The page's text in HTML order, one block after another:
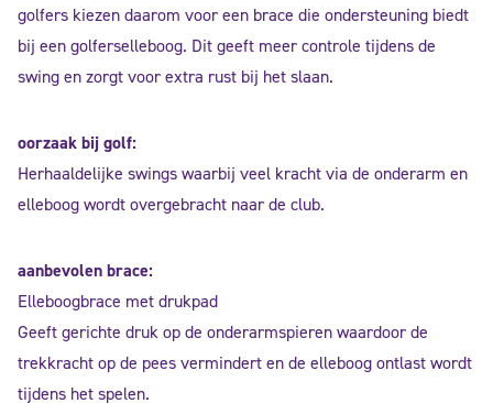
golfers kiezen daarom voor een brace die ondersteuning biedt
bij een golferselleboog. Dit geeft meer controle tijdens de
swing en zorgt voor extra rust bij het slaan.
oorzaak bij golf:
Herhaaldelijke swings waarbij veel kracht via de onderarm en
elleboog wordt overgebracht naar de club.
aanbevolen brace:
Elleboogbrace met drukpad
Geeft gerichte druk op de onderarmspieren waardoor de
trekkracht op de pees vermindert en de elleboog ontlast wordt
tijdens het spelen.